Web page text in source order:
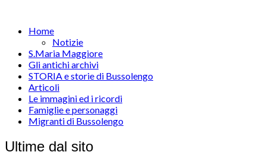
Home
Notizie
S.Maria Maggiore
Gli antichi archivi
STORIA e storie di Bussolengo
Articoli
Le immagini ed i ricordi
Famiglie e personaggi
Migranti di Bussolengo
Ultime dal sito